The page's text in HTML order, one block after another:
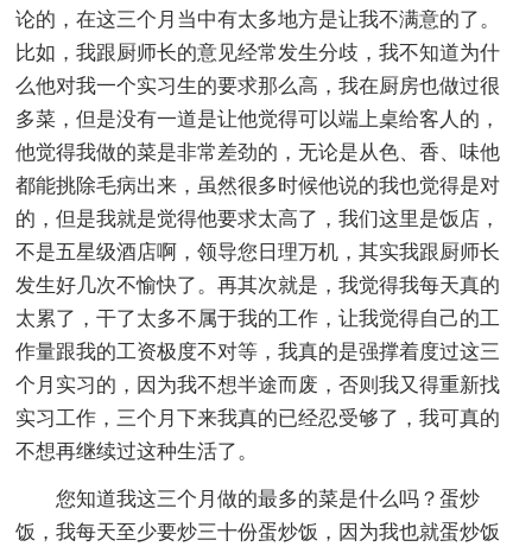
论的，在这三个月当中有太多地方是让我不满意的了。
比如，我跟厨师长的意见经常发生分歧，我不知道为什
么他对我一个实习生的要求那么高，我在厨房也做过很
多菜，但是没有一道是让他觉得可以端上桌给客人的，
他觉得我做的菜是非常差劲的，无论是从色、香、味他
都能挑除毛病出来，虽然很多时候他说的我也觉得是对
的，但是我就是觉得他要求太高了，我们这里是饭店，
不是五星级酒店啊，领导您日理万机，其实我跟厨师长
发生好几次不愉快了。再其次就是，我觉得我每天真的
太累了，干了太多不属于我的工作，让我觉得自己的工
作量跟我的工资极度不对等，我真的是强撑着度过这三
个月实习的，因为我不想半途而废，否则我又得重新找
实习工作，三个月下来我真的已经忍受够了，我可真的
不想再继续过这种生活了。
您知道我这三个月做的最多的菜是什么吗？蛋炒
饭，我每天至少要炒三十份蛋炒饭，因为我也就蛋炒饭